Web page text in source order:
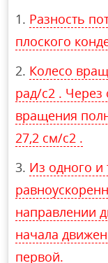
Разность
плоского
Колесо
рад/с2 . Через
вращения
27,2 см/с2 .
Из одного и
направлении
начала
первой.